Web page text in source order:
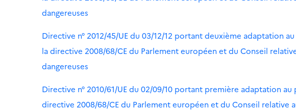
dangereuses
Directive n° 2012/45/UE du 03/12/12 portant deuxième adaptation
la directive 2008/68/CE du Parlement européen et du Conseil
dangereuses
Directive n° 2010/61/UE du 02/09/10 portant première adaptation
directive 2008/68/CE du Parlement européen et du Conseil relative